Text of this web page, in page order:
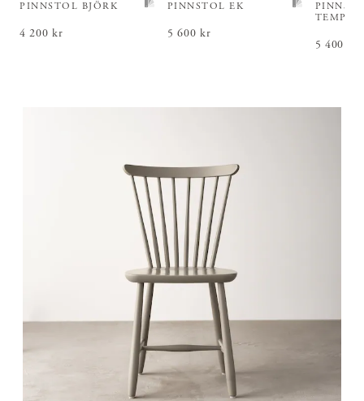
PINNSTOL BJÖRK
Pris:4 200 kr
4 200 kr
PINNSTOL EK
Pris:5 600 kr
5 600 kr
Pris:5
5 400 kr